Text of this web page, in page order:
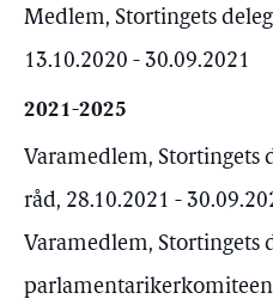
Medlem, Stortingets
13.10.2020 - 30.09.2021
2021-2025
Varamedlem, Stortingets
råd, 28.10.2021 -
Varamedlem, Stortingets